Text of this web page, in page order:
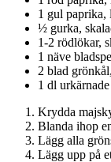
1 gul paprika,
½ gurka,
1-2 rödlökar,
1 näve
2 blad
1 dl
Krydda
Blanda ihop
Lägg alla
Lägg upp på